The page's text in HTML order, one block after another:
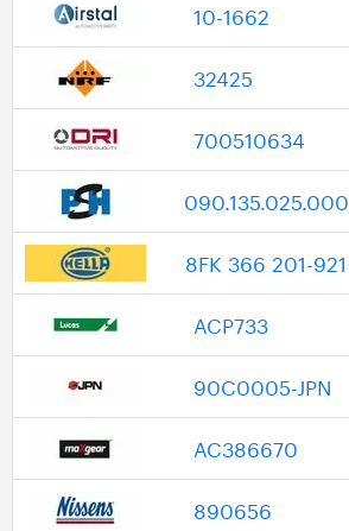
10-1662
32425
700510634
090.135.025.000
8FK 366 201-921
ACP733
90C0005-JPN
AC386670
890656